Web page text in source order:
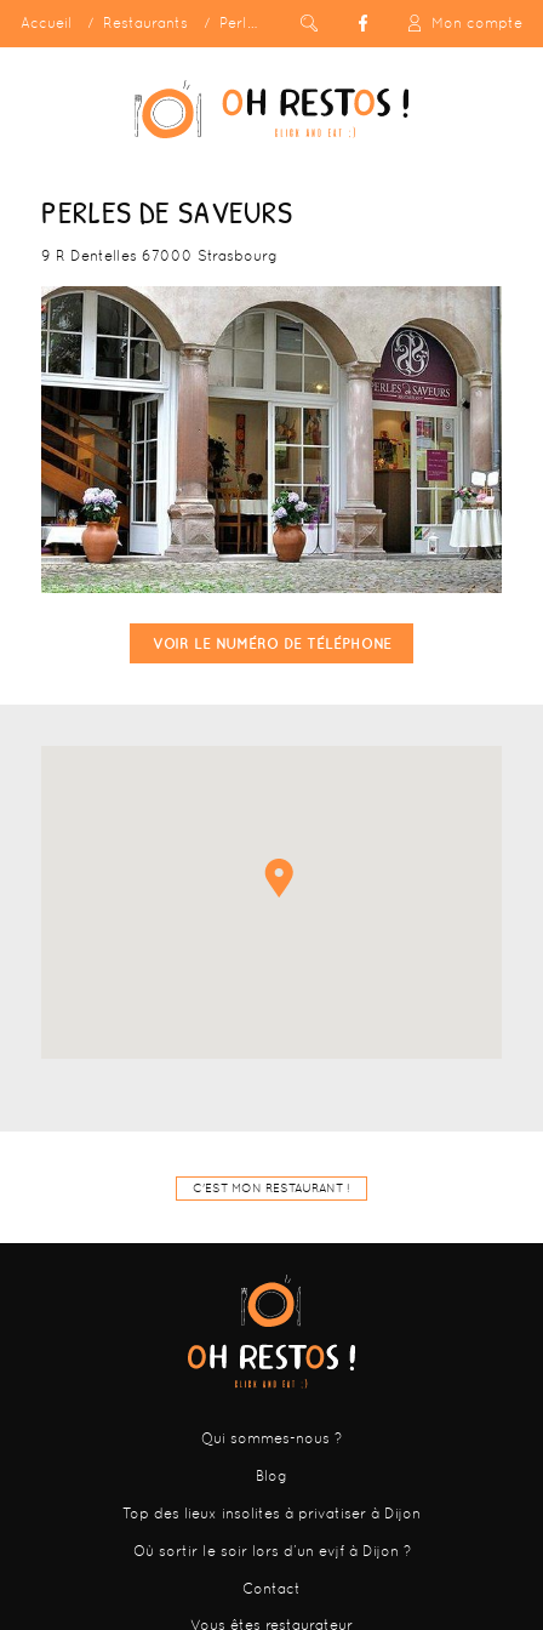
Accueil Restaurants Perles de Saveurs Mon compte
PERLES DE SAVEURS
9 R Dentelles 67000 Strasbourg
VOIR LE NUMÉRO DE TÉLÉPHONE
C'EST MON RESTAURANT !
Qui sommes-nous ?
Blog
Top des lieux insolites à privatiser à Dijon
Où sortir le soir lors d’un evjf à Dijon ?
Contact
Vous êtes restaurateur